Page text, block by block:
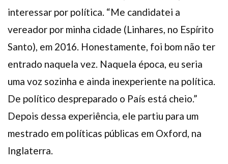
interessar por política. “Me candidatei a
vereador por minha cidade (Linhares, no Espírito
Santo), em 2016. Honestamente, foi bom não ter
entrado naquela vez. Naquela época, eu seria
uma voz sozinha e ainda inexperiente na política.
De político despreparado o País está cheio.”
Depois dessa experiência, ele partiu para um
mestrado em políticas públicas em Oxford, na
Inglaterra.